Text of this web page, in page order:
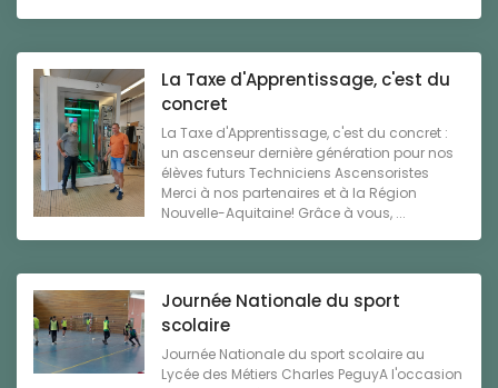
La Taxe d'Apprentissage, c'est du
concret
La Taxe d'Apprentissage, c'est du concret :
un ascenseur dernière génération pour nos
élèves futurs Techniciens Ascensoristes
Merci à nos partenaires et à la Région
Nouvelle-Aquitaine! Grâce à vous, ...
Journée Nationale du sport
scolaire
Journée Nationale du sport scolaire au
Lycée des Métiers Charles PeguyA l'occasion